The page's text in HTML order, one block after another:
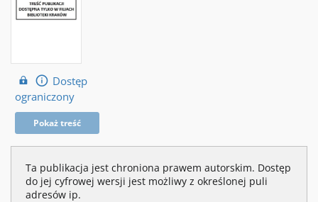
Dostęp
ograniczony
Pokaż treść
Ta publikacja jest chroniona prawem autorskim. Dostęp
do jej cyfrowej wersji jest możliwy z określonej puli
adresów ip.